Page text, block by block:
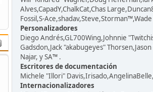
Alves,CapadY,ChalkCat,Chas
Fossil,S-
Personalizadores
Diego Andrés,GL700Wing,Johnnie
Gadsdon,Jack "akabugeyes"
Najar, y SA™ .
Escritores de documentación
Michele "Illori"
Internacionalizadores